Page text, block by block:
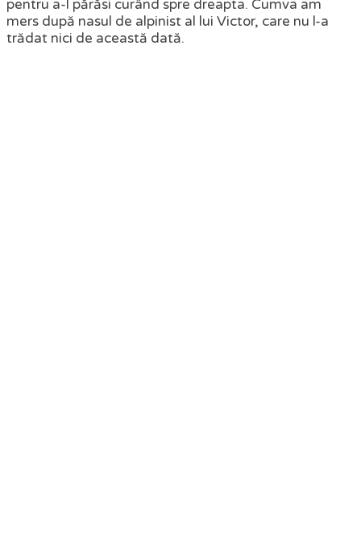
pentru a-l părăsi curând spre dreapta. Cumva am
mers după nasul de alpinist al lui Victor, care nu l-a
trădat nici de această dată.